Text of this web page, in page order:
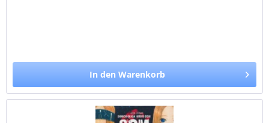
In den Warenkorb